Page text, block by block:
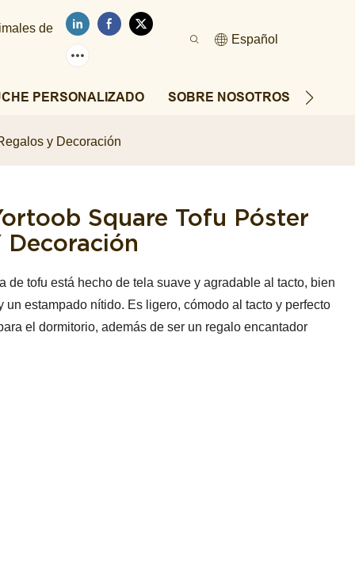
de
Español
PERSONALIZADO SOBRE NOSOTROS
y Decoración
Square Tofu Póster
Decoración
de tofu está hecho de tela suave y agradable al tacto, bien
estampado nítido. Es ligero, cómodo al tacto y perfecto
el dormitorio, además de ser un regalo encantador